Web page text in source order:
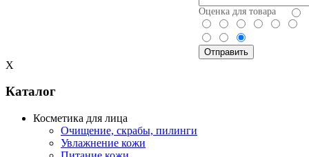
Оценка для товара
X
Каталог
Косметика для лица
Очищение, скрабы, пилинги
Увлажнение кожи